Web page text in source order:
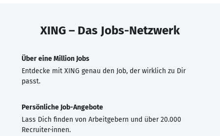
XING – Das Jobs-Netzwerk
Über eine Million Jobs
Entdecke mit XING genau den Job, der wirklich zu Dir
passt.
Persönliche Job-Angebote
Lass Dich finden von Arbeitgebern und über 20.000
Recruiter·innen.